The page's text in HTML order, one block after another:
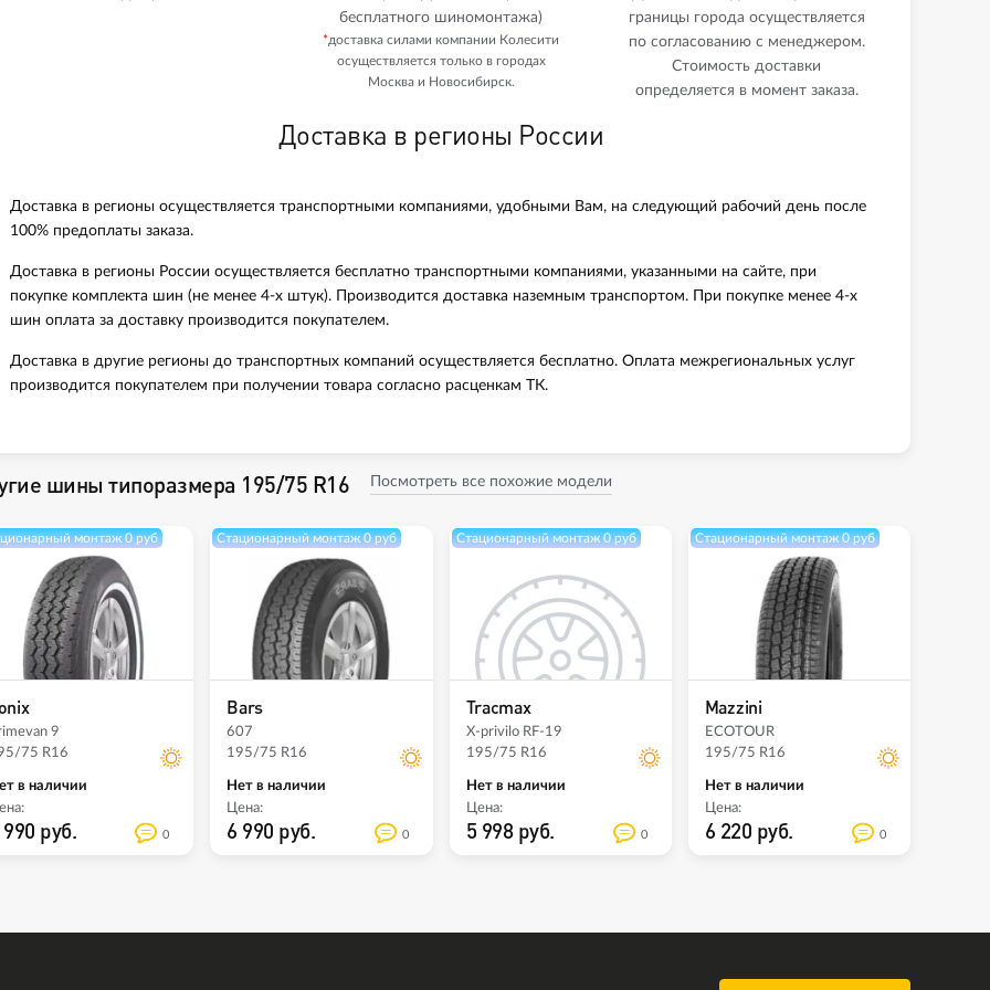
бесплатного шиномонтажа)
*доставка силами компании Колесити
осуществляется только в городах
Москва и Новосибирск.
границы города осуществляется
по согласованию с менеджером.
Стоимость доставки
определяется в момент заказа.
Доставка в регионы России
Доставка в регионы осуществляется транспортными компаниями, удобными Вам, на следующий рабочий день после
100% предоплаты заказа.
Доставка в регионы России осуществляется бесплатно транспортными компаниями, указанными на сайте, при
покупке комплекта шин (не менее 4-х штук). Производится доставка наземным транспортом. При покупке менее 4-х
шин оплата за доставку производится покупателем.
Доставка в другие регионы до транспортных компаний осуществляется бесплатно. Оплата межрегиональных услуг
производится покупателем при получении товара согласно расценкам ТК.
шины типоразмера 195/75 R16 Посмотреть все похожие модели
монтаж 0 руб
9
75 R16
в наличии
руб. 0
Стационарный монтаж 0 руб
Bars
607
195/75 R16
Нет в наличии
Цена:
6 990 руб. 0
Стационарный монтаж 0 руб
Tracmax
X-privilo RF-19
195/75 R16
Нет в наличии
Цена:
5 998 руб. 0
Стационарный монтаж 0 руб
Mazzini
ECOTOUR
195/75 R16
Нет в наличии
Цена:
6 220 руб. 0